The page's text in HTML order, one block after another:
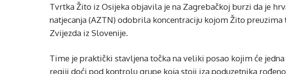
Tvrtka Žito iz Osijeka objavila je na Zagrebačkoj burzi da je
natjecanja (AZTN) odobrila koncentraciju kojom Žito
Zvijezda iz Slovenije.
Time je praktički stavljena točka na veliki posao kojim će
regiji doći pod kontrolu grupe koja stoji iza poduzetnika